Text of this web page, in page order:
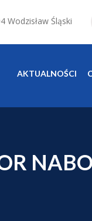
Wodzisław Śląski
AKTUALNOŚCI